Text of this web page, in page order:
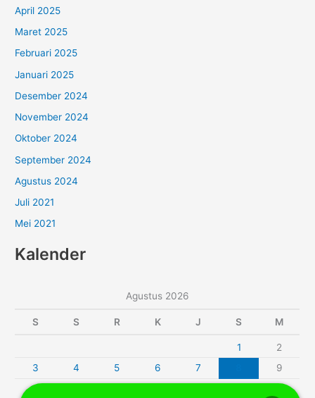
April 2025
Maret 2025
Februari 2025
Januari 2025
Desember 2024
November 2024
Oktober 2024
September 2024
Agustus 2024
Juli 2021
Mei 2021
Kalender
Agustus 2026
S S R K J S M
1
2
3
4 5 6 7
9
10